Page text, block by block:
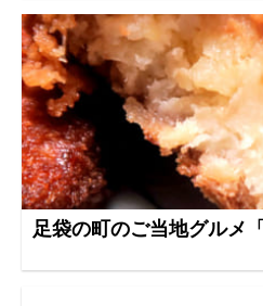
足袋の町のご当地グルメ